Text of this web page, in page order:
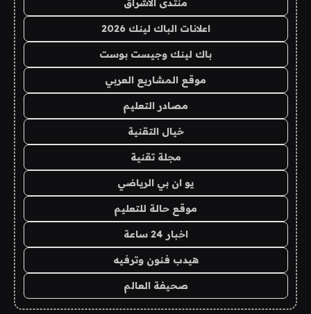
منتدى الاشراق
اعلانات الباك لينك 2026
باك لينك وجيست بوست
موقع المشاريع العربي
مصادر التعليم
خيال التقنية
مجلة تقنية
يو ان بي الرياضي
موقع حالة للتعليم
اخبار 24 ساعة
هيدب فنون وترفيه
صحيفة العالم